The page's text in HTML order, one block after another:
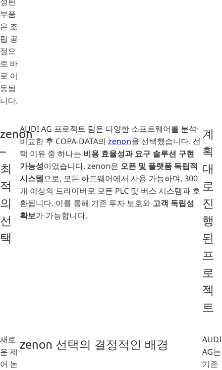
부품
은 조
립 공
정으
로 바
로 이
동됩
니다.
zenon
–
최
적
의
선
택
AUDI AG 프로젝트 팀은 다양한 소프트웨어를 분석·
비교한 후 COPA-DATA의 zenon을 선택했습니다. 선
택 이유 중 하나는 비용 효율성과 요구 솔루션 구현
가능성이었습니다. zenon은 오픈 및 플랫폼 독립적
시스템으로, 모든 하드웨어에서 사용 가능하며, 300
개 이상의 드라이버로 모든 PLC 및 버스 시스템과 호
환됩니다. 이를 통해 기존 투자 보호와 고객 독립성
확보가 가능합니다.
계
획
대
로
진
행
된
프
로
젝
트
새로
운 제
어 논
zenon 선택의 결정적인 배경
AUDI
AG는
기존